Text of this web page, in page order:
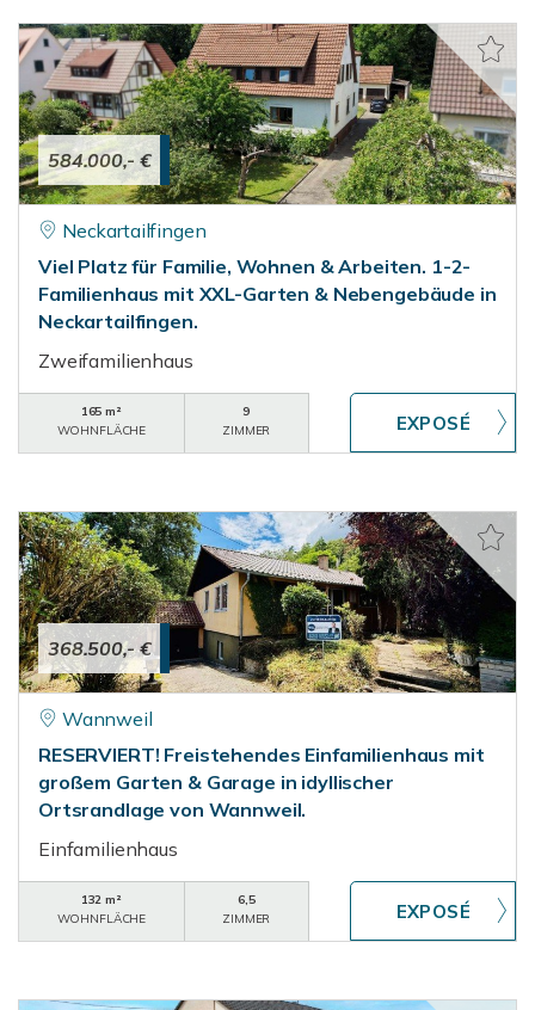
584.000,- €
Neckartailfingen
Viel Platz für Familie, Wohnen & Arbeiten. 1-2-
Familienhaus mit XXL-Garten & Nebengebäude in
Neckartailfingen.
Zweifamilienhaus
165 m²
WOHNFLÄCHE
9
ZIMMER
368.500,- €
Wannweil
RESERVIERT! Freistehendes Einfamilienhaus mit
großem Garten & Garage in idyllischer
Ortsrandlage von Wannweil.
Einfamilienhaus
132 m²
WOHNFLÄCHE
6,5
ZIMMER